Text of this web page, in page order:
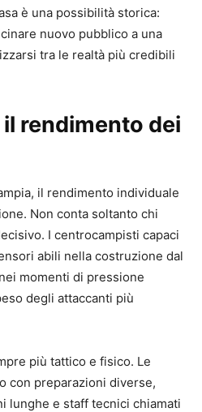
è una possibilità storica:
nuovo pubblico a una
tra le realtà più credibili
rendimento dei
il rendimento individuale
Non conta soltanto chi
I centrocampisti capaci
abili nella costruzione dal
momenti di pressione
degli attaccanti più
più tattico e fisico. Le
con preparazioni diverse,
lunghe e staff tecnici chiamati